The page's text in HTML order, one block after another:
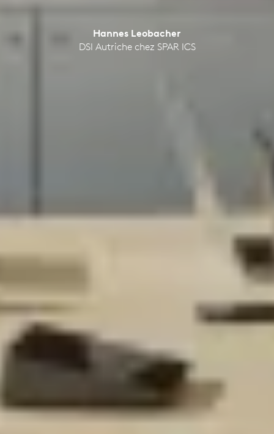
Hannes Leobacher
DSI Autriche chez SPAR ICS